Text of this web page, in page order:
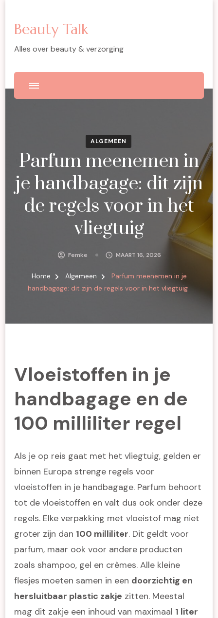
Beauty Talk
Alles over beauty & verzorging
ALGEMEEN
Parfum meenemen in
je handbagage: dit zijn
de regels voor in het
vliegtuig
Femke MAART 16, 2026
Home Algemeen
Parfum meenemen in je
handbagage: dit zijn de regels voor in het vliegtuig
Vloeistoffen in je
handbagage en de
100 milliliter regel
Als je op reis gaat met het vliegtuig, gelden er
binnen Europa strenge regels voor
vloeistoffen in je handbagage. Parfum behoort
tot de vloeistoffen en valt dus ook onder deze
regels. Elke verpakking met vloeistof mag niet
groter zijn dan 100 milliliter. Dit geldt voor
parfum, maar ook voor andere producten
zoals shampoo, gel en crèmes. Alle kleine
flesjes moeten samen in een doorzichtig en
hersluitbaar plastic zakje zitten. Meestal
mag dit zakje een inhoud van maximaal 1 liter